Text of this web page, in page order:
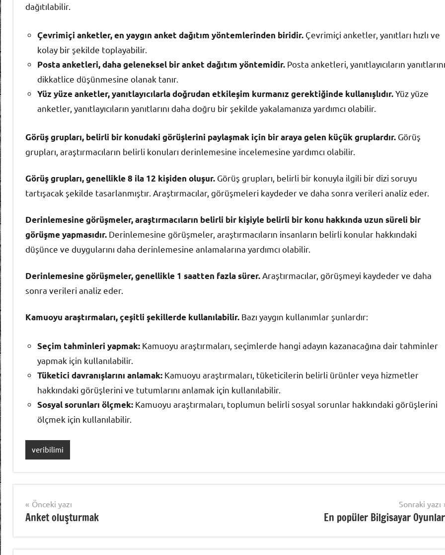
dağıtılabilir.
Çevrimiçi anketler, en yaygın anket dağıtım yöntemlerinden biridir. Çevrimiçi anketler, yanıtları hızlı ve
kolay bir şekilde toplayabilir.
Posta anketleri, daha geleneksel bir anket dağıtım yöntemidir. Posta anketleri, yanıtlayıcıların yanıtlarını
dikkatlice düşünmesine olanak tanır.
Yüz yüze anketler, yanıtlayıcılarla doğrudan etkileşim kurmanız gerektiğinde kullanışlıdır.Yüz yüze
anketler, yanıtlayıcıların yanıtlarını daha doğru bir şekilde yakalamanıza yardımcı olabilir.
Görüş grupları, belirli bir konudaki görüşlerini paylaşmak için bir araya gelen küçük gruplardır. Görüş
grupları, araştırmacıların belirli konuları derinlemesine incelemesine yardımcı olabilir.
Görüş grupları, genellikle 8 ila 12 kişiden oluşur. Görüş grupları, belirli bir konuyla ilgili bir dizi soruyu
tartışacak şekilde tasarlanmıştır. Araştırmacılar, görüşmeleri kaydeder ve daha sonra verileri analiz eder.
Derinlemesine görüşmeler, araştırmacıların belirli bir kişiyle belirli bir konu hakkında uzun süreli bir
görüşme yapmasıdır. Derinlemesine görüşmeler, araştırmacıların insanların belirli konular hakkındaki
düşünce ve duygularını daha derinlemesine anlamalarına yardımcı olabilir.
Derinlemesine görüşmeler, genellikle 1 saatten fazla sürer. Araştırmacılar, görüşmeyi kaydeder ve daha
sonra verileri analiz eder.
Kamuoyu araştırmaları, çeşitli şekillerde kullanılabilir. Bazı yaygın kullanımlar şunlardır:
Seçim tahminleri yapmak: Kamuoyu araştırmaları, seçimlerde hangi adayın kazanacağına dair tahminler
yapmak için kullanılabilir.
Tüketici davranışlarını anlamak: Kamuoyu araştırmaları, tüketicilerin belirli ürünler veya hizmetler
hakkındaki görüşlerini ve tutumlarını anlamak için kullanılabilir.
Sosyal sorunları ölçmek: Kamuoyu araştırmaları, toplumun belirli sosyal sorunlar hakkındaki görüşlerini
ölçmek için kullanılabilir.
veribilimi
Yazı
gezinmesi
Önceki yazı
Anket oluşturmak
Sonraki yazı
En popüler Bilgisayar